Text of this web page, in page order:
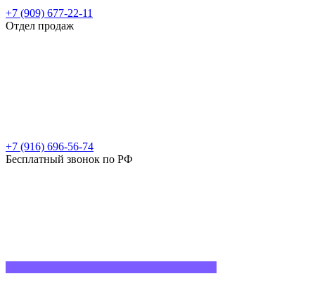
+7 (909) 677-22-11
Отдел продаж
+7 (916) 696-56-74
Бесплатный звонок по РФ